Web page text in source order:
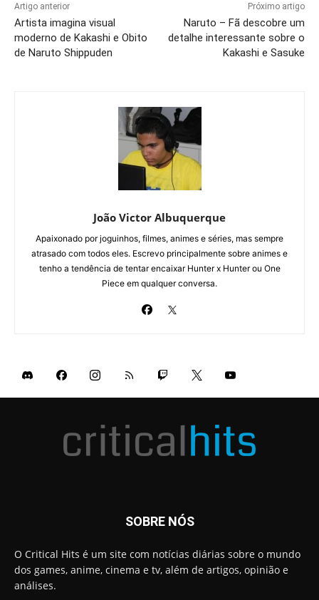
Artigo anterior
Artista imagina visual
moderno de Kakashi e Obito
de Naruto Shippuden
Próximo artigo
Naruto – Fã descobre um
detalhe interessante sobre o
Kakashi e Sasuke
João Victor Albuquerque
Apaixonado por joguinhos, filmes, animes e séries, mas sempre
atrasado com todos eles. Escrevo principalmente sobre animes e
tenho a tendência de tentar encaixar Hunter x Hunter ou One
Piece em qualquer conversa.
SOBRE NÓS
O Critical Hits é um site com notícias diárias sobre o mundo
dos games, anime, cinema e tv, além de artigos, opinião e
análises.